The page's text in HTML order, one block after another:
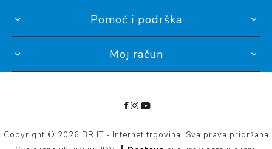
Pomoć i podrška
Moj račun
Copyright © 2026 BRIIT - Internet trgovina. Sva prava pridržana